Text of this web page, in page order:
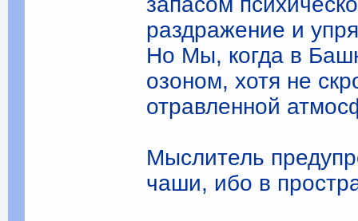
раздражение и
Но Мы, когда в
озоном, хотя не
отравленной
Мыслитель
чаши, ибо в